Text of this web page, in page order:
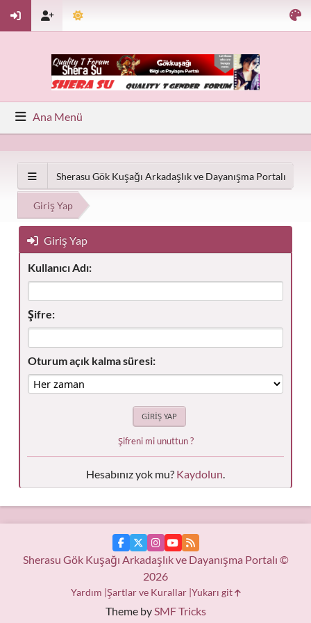
Ana Menü
Sherasu Gök Kuşağı Arkadaşlık ve Dayanışma Portalı
Giriş Yap
Giriş Yap
Kullanıcı Adı:
Şifre:
Oturum açık kalma süresi:
Şifreni mi unuttun ?
Hesabınız yok mu? Kaydolun
Theme bySMF Tricks
Sherasu Gök Kuşağı Arkadaşlık ve Dayanışma Portalı ©
2026
Yardım Şartlar ve Kurallar Yukarı git